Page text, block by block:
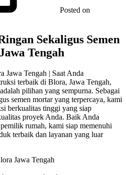
Posted on
Sekaligus Semen
Tengah
Jawa Tengah | Saat Anda
terbaik di Blora, Jawa Tengah,
pilihan yang sempurna. Sebagai
semen mortar yang terpercaya, kami
berkualitas tinggi yang siap
proyek Anda. Baik Anda
rumah, kami siap memenuhi
terbaik dan layanan yang luar